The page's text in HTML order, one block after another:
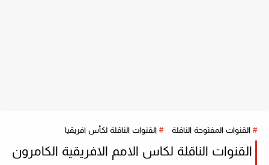
القنوات المفتوحة الناقلة القنوات الناقلة لكأس افريقيا
القنوات الناقلة لكاس الامم الافريقية الكامرون